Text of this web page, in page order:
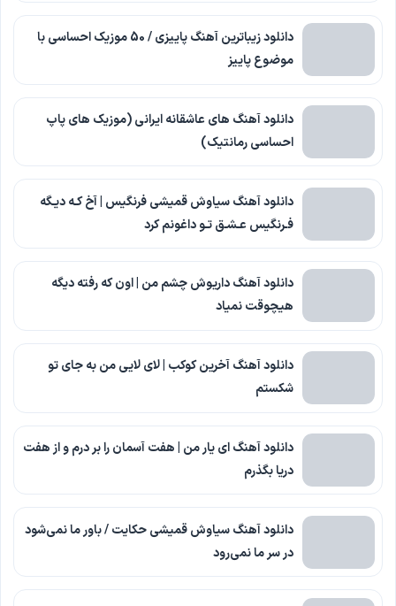
دانلود زیباترین آهنگ پاییزی / 50 موزیک احساسی با
موضوع پاییز
دانلود آهنگ های عاشقانه ایرانی (موزیک های پاپ
احساسی رمانتیک)
دانلود آهنگ سیاوش قمیشی فرنگیس | ‫آخ ﻛـﻪ دﻳـﮕﻪ
ﻓـﺮﻧﮕﻴﺲ ‫ﻋـﺸـﻖ ﺗـﻮ داﻏﻮﻧﻢ ﻛﺮد
دانلود آهنگ داریوش چشم من | اون که رفته دیگه
هیچوقت نمیاد
دانلود آهنگ آخرین کوکب | لای لایی من به جای تو
شکستم
دانلود آهنگ ای یار من | هفت آسمان را بر درم و از هفت
دریا بگذرم
دانلود آهنگ سیاوش قمیشی حکایت / باور ما نمی‌شود
در سر ما نمی‌رود